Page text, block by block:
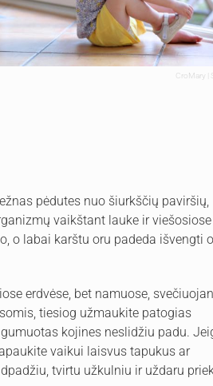
CroMary |
pėdutes nuo šiurkščių paviršių,
vaikštant lauke ir viešosiose
o labai karštu oru padeda išvengti
erdvėse, bet namuose,
tiesiog užmaukite patogias
kojines neslidžiu padu.
vaikui laisvus tapukus ar
tvirtu užkulniu ir uždaru